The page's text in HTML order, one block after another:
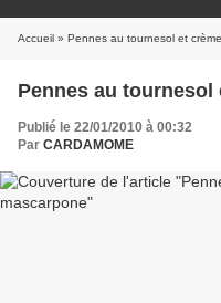
Accueil » Pennes au tournesol et
Pennes au tournesol
Publié le 22/01/2010 à 00:32
Par CARDAMOME